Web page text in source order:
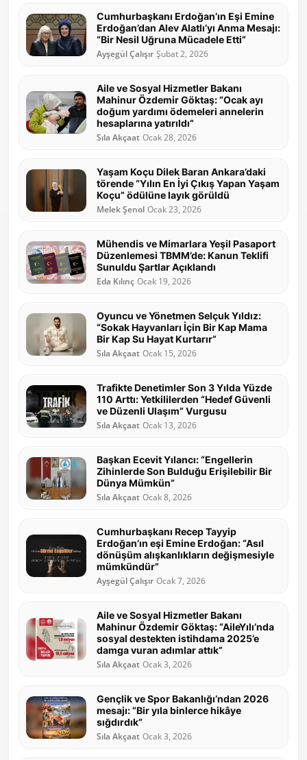
Cumhurbaşkanı Erdoğan’ın Eşi Emine
Erdoğan’dan Alev Alatlı’yı Anma Mesajı:
“Bir Nesil Uğruna Mücadele Etti”
Ayşegül Çalışır Şubat 2, 2026
Aile ve Sosyal Hizmetler Bakanı
Mahinur Özdemir Göktaş: “Ocak ayı
doğum yardımı ödemeleri annelerin
hesaplarına yatırıldı”
Sıla Akçaat Ocak 28, 2026
Yaşam Koçu Dilek Baran Ankara’daki
törende “Yılın En İyi Çıkış Yapan Yaşam
Koçu” ödülüne layık görüldü
Melek Şenol Ocak 23, 2026
Mühendis ve Mimarlara Yeşil Pasaport
Düzenlemesi TBMM’de: Kanun Teklifi
Sunuldu Şartlar Açıklandı
Eda Kılınç Ocak 19, 2026
Oyuncu ve Yönetmen Selçuk Yıldız:
“Sokak Hayvanları İçin Bir Kap Mama
Bir Kap Su Hayat Kurtarır”
Sıla Akçaat Ocak 15, 2026
Trafikte Denetimler Son 3 Yılda Yüzde
110 Arttı: Yetkililerden “Hedef Güvenli
ve Düzenli Ulaşım” Vurgusu
Sıla Akçaat Ocak 13, 2026
Başkan Ecevit Yılancı: “Engellerin
Zihinlerde Son Bulduğu Erişilebilir Bir
Dünya Mümkün”
Sıla Akçaat Ocak 8, 2026
Cumhurbaşkanı Recep Tayyip
Erdoğan’ın eşi Emine Erdoğan: “Asıl
dönüşüm alışkanlıkların değişmesiyle
mümkündür”
Ayşegül Çalışır Ocak 7, 2026
Aile ve Sosyal Hizmetler Bakanı
Mahinur Özdemir Göktaş: “AileYılı’nda
sosyal destekten istihdama 2025’e
damga vuran adımlar attık”
Sıla Akçaat Ocak 3, 2026
Gençlik ve Spor Bakanlığı’ndan 2026
mesajı: “Bir yıla binlerce hikâye
sığdırdık”
Sıla Akçaat Ocak 3, 2026